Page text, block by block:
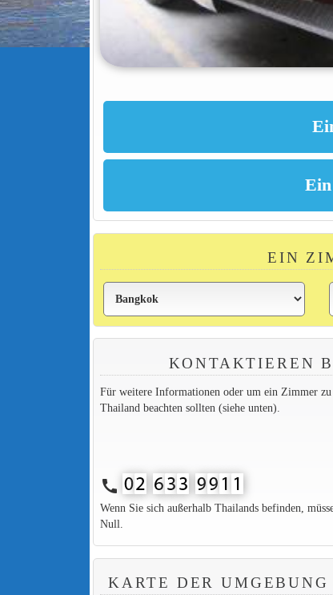
EIN
KONTAKTIEREN
Für weitere Informationen oder um ein Zimmer
Thailand beachten sollten (siehe unten).
call
Wenn Sie sich außerhalb Thailands befinden,
Null.
KARTE DER